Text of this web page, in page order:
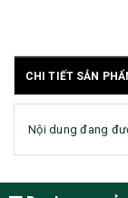
CHI TIẾT SẢN
Nội dung đang